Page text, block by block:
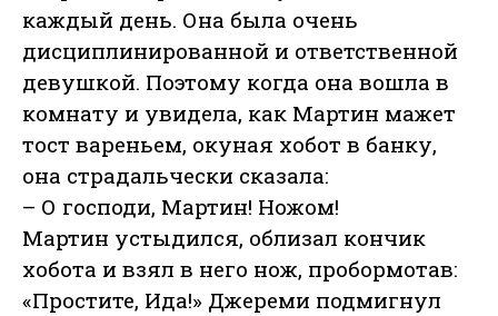
каждый день. Она была очень
дисциплинированной и ответственной
девушкой. Поэтому когда она вошла в
комнату и увидела, как Мартин мажет
тост вареньем, окуная хобот в банку,
она страдальчески сказала:
– О господи, Мартин! Ножом!
Мартин устыдился, облизал кончик
хобота и взял в него нож, пробормотав:
«Простите, Ида!» Джереми подмигнул